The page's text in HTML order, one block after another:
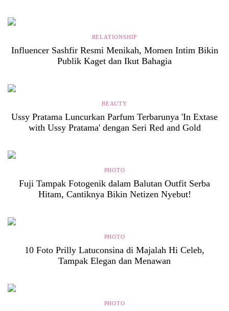
RELATIONSHIP
Influencer Sashfir Resmi Menikah, Momen Intim Bikin
Publik Kaget dan Ikut Bahagia
BEAUTY
Ussy Pratama Luncurkan Parfum Terbarunya 'In Extase
with Ussy Pratama' dengan Seri Red and Gold
PHOTO
Fuji Tampak Fotogenik dalam Balutan Outfit Serba
Hitam, Cantiknya Bikin Netizen Nyebut!
PHOTO
10 Foto Prilly Latuconsina di Majalah Hi Celeb,
Tampak Elegan dan Menawan
PHOTO